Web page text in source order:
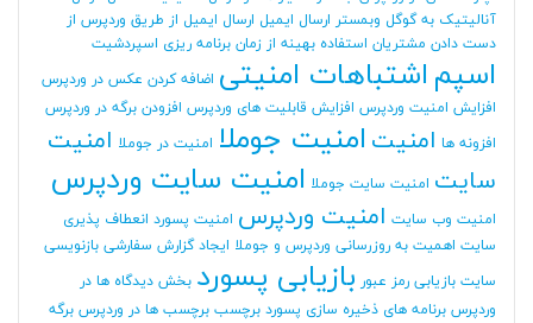
آنالیتیک به گوگل وبمستر ارسال ایمیل ارسال ایمیل از طریق وردپرس از
دست دادن مشتریان استفاده بهینه از زمان برنامه ریزی اسپردشیت
اسپم اشتباهات امنیتی اضافه کردن عکس در وردپرس
افزایش امنیت وردپرس افزایش قابلیت های وردپرس افزودن برگه در وردپرس
افزونه ها امنیت امنیت جوملا امنیت در جوملا امنیت
سایت امنیت سایت جوملا امنیت سایت وردپرس
امنیت وب سایت امنیت وردپرس امنیت پسورد انعطاف پذیری
سایت اهمیت به روزرسانی وردپرس و جوملا ایجاد گزارش سفارشی بازنویسی
سایت بازیابی رمز عبور بازیابی پسورد بخش دیدگاه ها در
وردپرس برنامه های ذخیره سازی پسورد برچسب برچسب ها در وردپرس برگه